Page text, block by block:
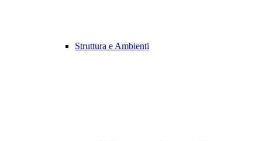
Struttura e Ambienti